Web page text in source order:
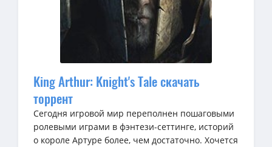
King Arthur: Knight's Tale скачать
торрент
Сегодня игровой мир переполнен пошаговыми
ролевыми играми в фэнтези-сеттинге, историй
о короле Артуре более, чем достаточно. Хочется